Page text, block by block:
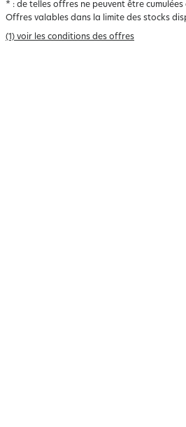
* : de telles offres ne peuvent être
Offres valables dans la limite des stocks
(1) voir les conditions des offres